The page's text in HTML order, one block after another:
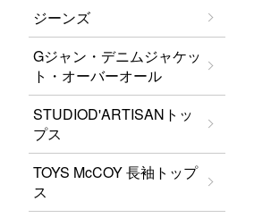
ジーンズ
Gジャン・デニムジャケッ
ト・オーバーオール
STUDIOD'ARTISANトッ
プス
TOYS McCOY 長袖トップ
ス